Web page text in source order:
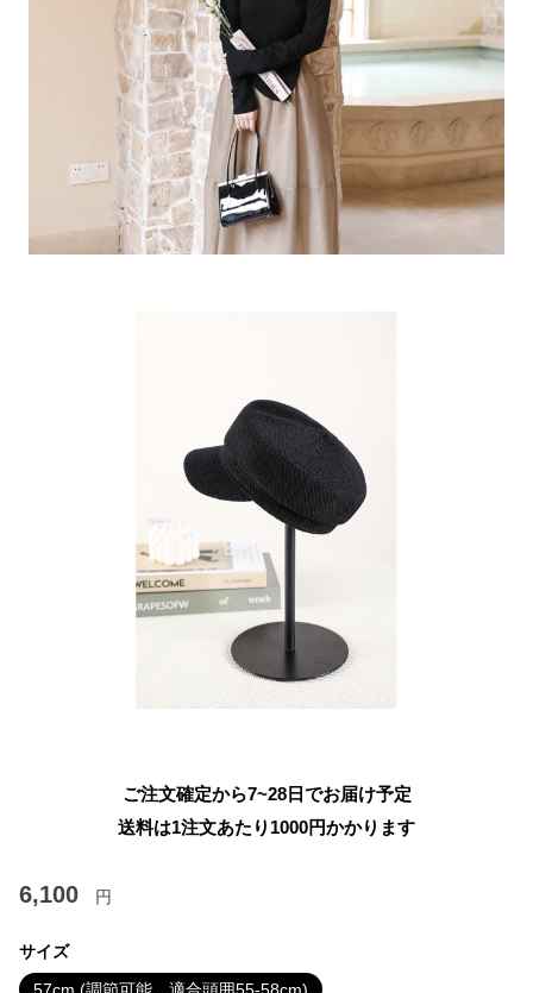
ご注文確定から7~28日でお届け予定
送料は1注文あたり 1000円かかります
6,100 円
サイズ